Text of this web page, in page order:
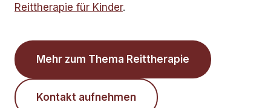
Reittherapie für Kinder.
Mehr zum Thema Reittherapie
Kontakt aufnehmen